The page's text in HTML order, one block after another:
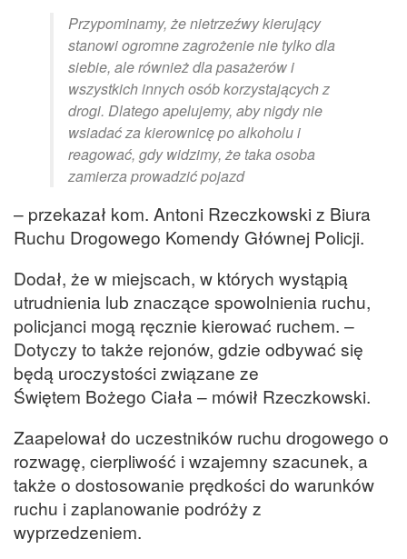
Przypominamy, że nietrzeźwy kierujący
stanowi ogromne zagrożenie nie tylko dla
siebie, ale również dla pasażerów i
wszystkich innych osób korzystających z
drogi. Dlatego apelujemy, aby nigdy nie
wsiadać za kierownicę po alkoholu i
reagować, gdy widzimy, że taka osoba
zamierza prowadzić pojazd
– przekazał kom. Antoni Rzeczkowski z Biura
Ruchu Drogowego Komendy Głównej Policji.
Dodał, że w miejscach, w których wystąpią
utrudnienia lub znaczące spowolnienia ruchu,
policjanci mogą ręcznie kierować ruchem. –
Dotyczy to także rejonów, gdzie odbywać się
będą uroczystości związane ze
Świętem Bożego Ciała – mówił Rzeczkowski.
Zaapelował do uczestników ruchu drogowego o
rozwagę, cierpliwość i wzajemny szacunek, a
także o dostosowanie prędkości do warunków
ruchu i zaplanowanie podróży z
wyprzedzeniem.